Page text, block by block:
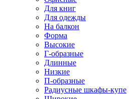
Для книг
Для одежды
На балкон
Форма
Высокие
Г-образные
Длинные
Низкие
П-образные
Радиусные шкафы-купе